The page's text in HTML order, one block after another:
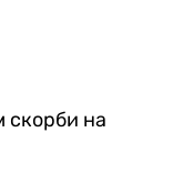
скорби на